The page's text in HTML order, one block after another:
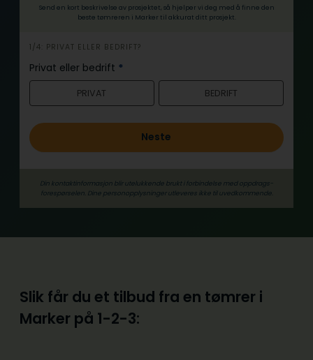
Send en kort beskrivelse av prosjektet, så hjelper vi deg med å finne den
beste tømreren i Marker til akkurat ditt prosjekt.
h
e
r
1/4: PRIVAT ELLER BEDRIFT?
Privat eller bedrift *
PRIVAT BEDRIFT
Neste
Din kontaktinformasjon blir utelukkende brukt i forbindelse med oppdrags­
forespørselen. Dine person­­opplysninger utleveres ikke til uvedkommende.
Slik får du et tilbud fra en tømrer i
Marker på 1-2-3: